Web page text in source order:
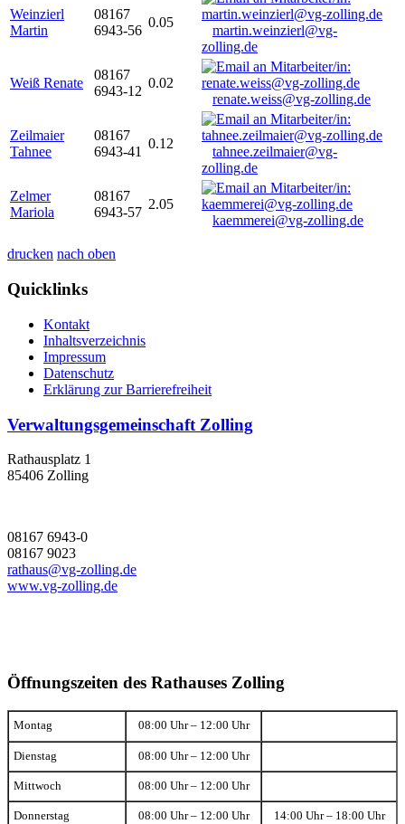
Weinzierl
Martin
08167
6943-56
0.05
martin.weinzierl@vg-
zolling.de
Weiß Renate
08167
6943-12
0.02
renate.weiss@vg-zolling.de
Zeilmaier
Tahnee
08167
6943-41
0.12
tahnee.zeilmaier@vg-
zolling.de
Zelmer
Mariola
08167
6943-57
2.05
kaemmerei@vg-zolling.de
drucken nach oben
Quicklinks
Kontakt
Inhaltsverzeichnis
Impressum
Datenschutz
Erklärung zur Barrierefreiheit
Verwaltungsgemeinschaft Zolling
Rathausplatz 1
85406 Zolling
08167 6943-0
08167 9023
rathaus@vg-zolling.de
www.vg-zolling.de
Öffnungszeiten des Rathauses Zolling
Montag 08:00 Uhr – 12:00 Uhr
Dienstag 08:00 Uhr – 12:00 Uhr
Mittwoch 08:00 Uhr – 12:00 Uhr
Donnerstag 08:00 Uhr – 12:00 Uhr 14:00 Uhr – 18:00 Uhr